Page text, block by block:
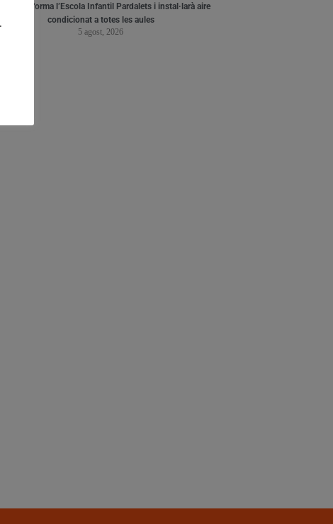
reforma l’Escola Infantil Pardalets i instal·larà aire
condicionat a totes les aules
5 agost, 2026